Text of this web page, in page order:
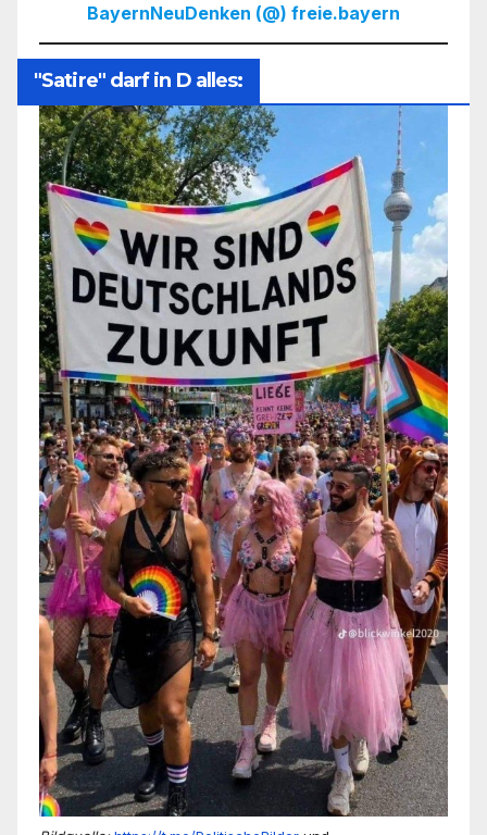
BayernNeuDenken (@) freie.bayern
"Satire" darf in D alles: